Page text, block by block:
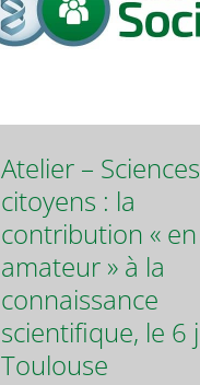
Atelier –
citoyens : la
contribution « en
amateur » à la
connaissance
scientifique, le 6
Toulouse